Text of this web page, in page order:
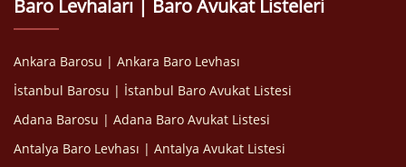
Baro Levhaları | Baro Avukat Listeleri
Ankara Barosu | Ankara Baro Levhası
İstanbul Barosu | İstanbul Baro Avukat Listesi
Adana Barosu | Adana Baro Avukat Listesi
Antalya Baro Levhası | Antalya Avukat Listesi